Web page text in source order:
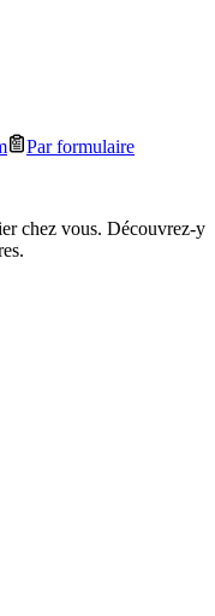
Par formulaire
chez vous. Découvrez-y